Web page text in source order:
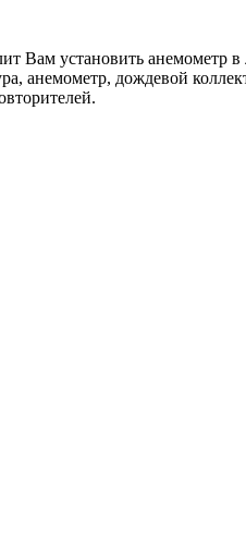
Вам установить
анемометр, дождевой